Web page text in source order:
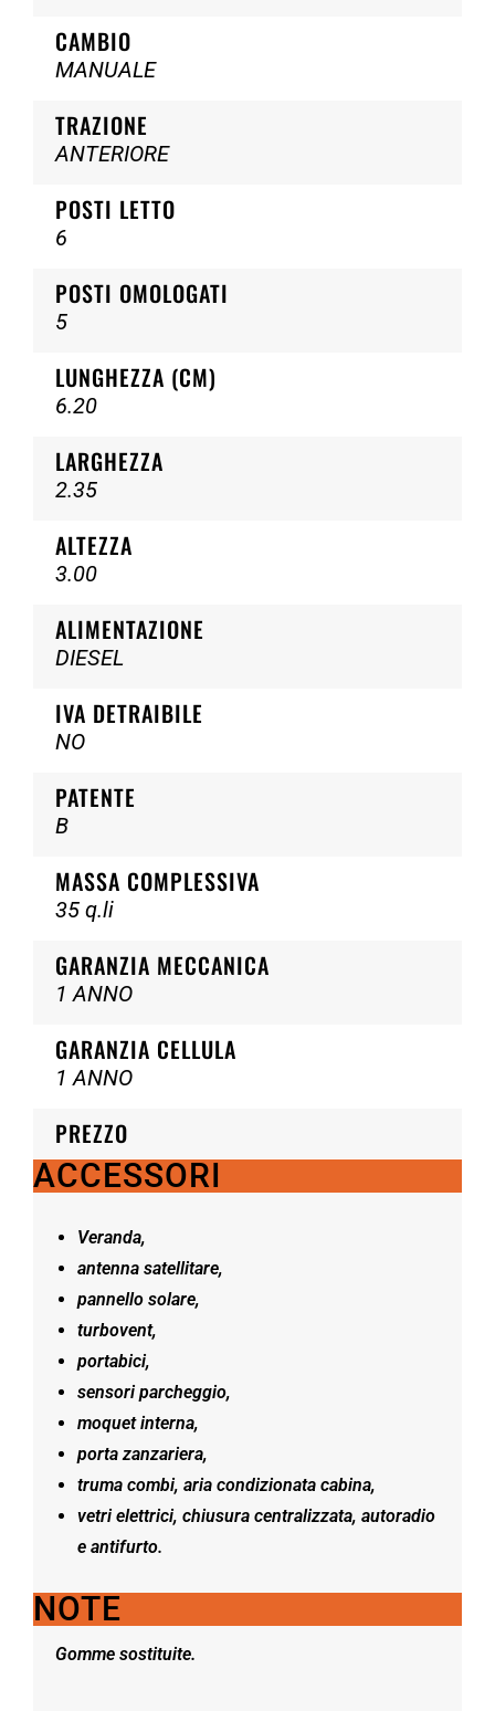
CAMBIO
MANUALE
TRAZIONE
ANTERIORE
POSTI LETTO
6
POSTI OMOLOGATI
5
LUNGHEZZA (CM)
6.20
LARGHEZZA
2.35
ALTEZZA
3.00
ALIMENTAZIONE
DIESEL
IVA DETRAIBILE
NO
PATENTE
B
MASSA COMPLESSIVA
35 q.li
GARANZIA MECCANICA
1 ANNO
GARANZIA CELLULA
1 ANNO
PREZZO
ACCESSORI
Veranda,
antenna satellitare,
pannello solare,
turbovent,
portabici,
sensori parcheggio,
moquet interna,
porta zanzariera,
truma combi, aria condizionata cabina,
vetri elettrici, chiusura centralizzata, autoradio
e antifurto.
NOTE
Gomme sostituite.